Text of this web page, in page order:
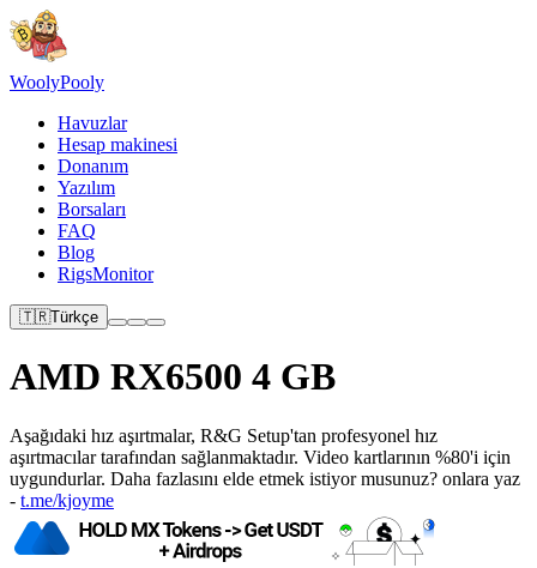
WoolyPooly
Havuzlar
Hesap makinesi
Donanım
Yazılım
Borsaları
FAQ
Blog
RigsMonitor
🇹🇷Türkçe
AMD RX6500 4 GB
Aşağıdaki hız aşırtmalar, R&G Setup'tan profesyonel hız
aşırtmacılar tarafından sağlanmaktadır. Video kartlarının %80'i için
uygundurlar. Daha fazlasını elde etmek istiyor musunuz? onlara yaz
- t.me/kjoyme